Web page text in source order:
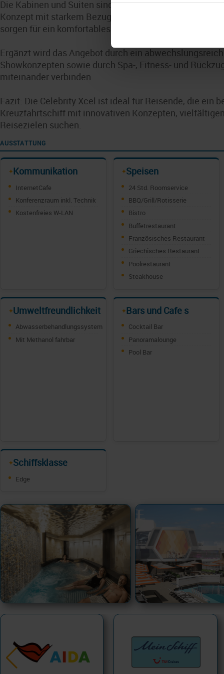
Die Kabinen und Suiten sind modern gestaltet und
Konzept mit starkem Bezug zum Meer. Hochwertige
sorgen für ein komfortables und zeitgemäßes
Ergänzt wird das Angebot durch ein
Showkonzepten sowie durch Spa-, Fitness- und
miteinander verbinden.
Fazit: Die Celebrity Xcel ist ideal für Reisende, die ein
Kreuzfahrtschiff mit innovativen Konzepten,
Reisezielen suchen.
AUSSTATTUNG
✦Kommunikation
InternetCafe
Konferenzraum inkl. Technik
Kostenfreies W-LAN
✦Speisen
24 Std. Roomservice
BBQ/Grill/Rotisserie
Bistro
Buffetrestaurant
Französisches Restaurant
Griechisches Restaurant
Poolrestaurant
Steakhouse
✦Umweltfreundlichkeit
Abwasserbehandlungssystem
Mit Methanol fahrbar
✦Bars und Cafe s
Cocktail Bar
Panoramalounge
Pool Bar
✦Schiffsklasse
Edge